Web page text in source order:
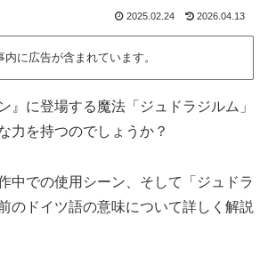
2025.02.24 2026.04.13
内に広告が含まれています。
』に登場する魔法「ジュドラジルム」
力を持つのでしょうか？
中での使用シーン、そして「ジュドラ
のドイツ語の意味について詳しく解説